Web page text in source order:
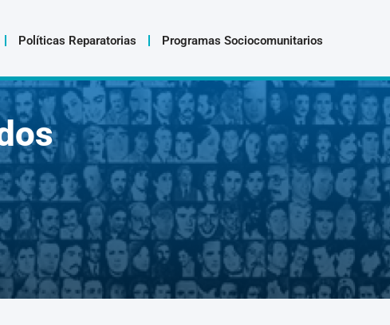
Políticas Reparatorias Programas Sociocomunitarios